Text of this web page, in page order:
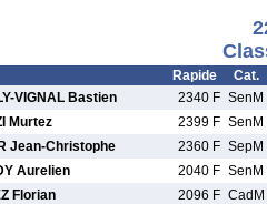
Rapide
Cat.
VIGNAL Bastien 2340 F SenM
Murtez 2399 F SenM
Jean-Christophe 2360 F SepM
Aurelien 2040 F SenM
Florian 2096 F CadM